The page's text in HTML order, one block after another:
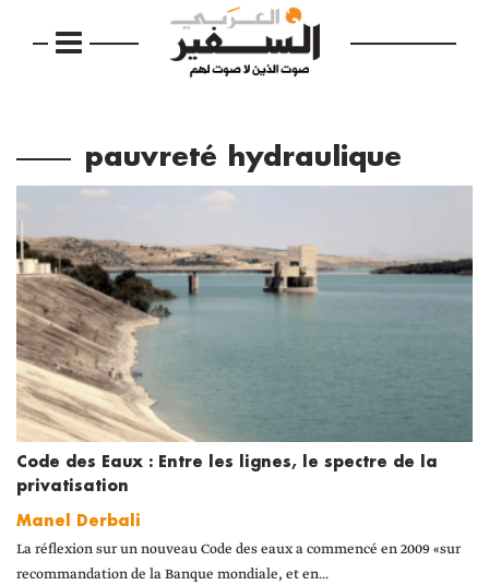
pauvreté hydraulique
Code des Eaux : Entre les lignes, le spectre de la
privatisation
Manel Derbali
La réflexion sur un nouveau Code des eaux a commencé en 2009 «sur
recommandation de la Banque mondiale, et en...